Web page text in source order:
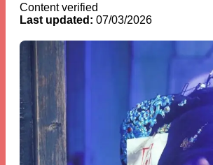
Content verified
Last updated: 07/03/2026